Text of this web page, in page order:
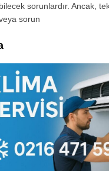
sorunlardır. Ancak,
sorun